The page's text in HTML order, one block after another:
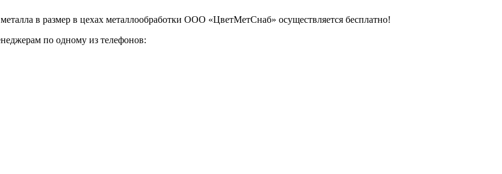
в размер в цехах металлообработки ООО «ЦветМетСнаб» осуществляется бесплатно!
по одному из телефонов: